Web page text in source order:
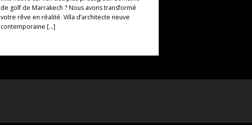
de golf de Marrakech ? Nous avons transformé
votre rêve en réalité. Villa d’architecte neuve
contemporaine […]